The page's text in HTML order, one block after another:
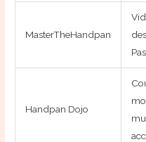
MasterTheHandpan
Handpan Dojo